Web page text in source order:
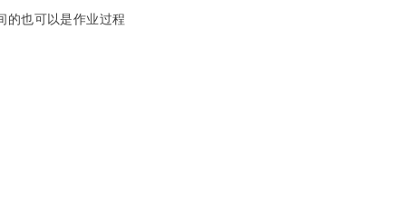
的也可以是作业过程